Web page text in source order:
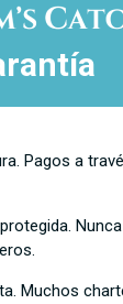
Pagos a
Muchos